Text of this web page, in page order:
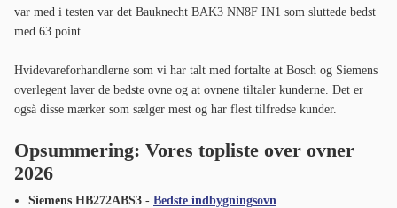
var med i testen var det Bauknecht BAK3 NN8F IN1 som sluttede bedst
med 63 point.
Hvidevareforhandlerne som vi har talt med fortalte at Bosch og Siemens
overlegent laver de bedste ovne og at ovnene tiltaler kunderne. Det er
også disse mærker som sælger mest og har flest tilfredse kunder.
Opsummering: Vores topliste over ovner
2026
Siemens HB272ABS3 - Bedste indbygningsovn